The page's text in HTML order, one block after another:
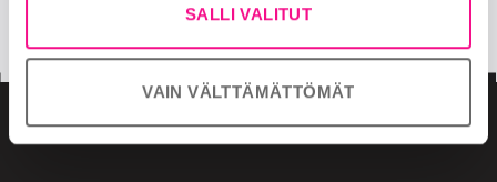
SALLI VALITUT
VAIN VÄLTTÄMÄTTÖMÄT